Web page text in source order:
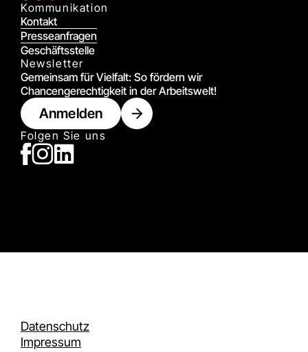
Kommunikation
Kontakt
Presseanfragen
Geschäftsstelle
Newsletter
Gemeinsam für Vielfalt: So fördern wir
Chancengerechtigkeit in der Arbeitswelt!
Anmelden
Folgen Sie uns
Datenschutz
Impressum